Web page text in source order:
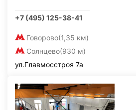
+7 (495) 125-38-41
Говорово(1,35 км)
Солнцево(930 м)
ул.Главмосстроя 7а